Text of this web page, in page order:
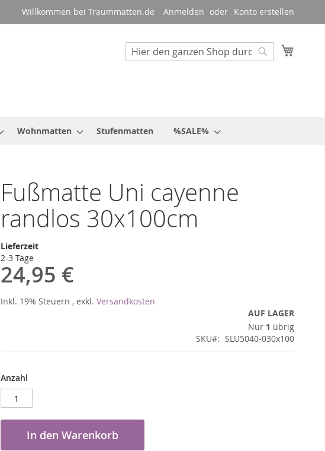
Willkommen bei Traummatten.de Anmelden Konto erstellen
Suche
Wohnmatten Stufenmatten %SALE%
Fußmatte Uni cayenne
randlos 30x100cm
Lieferzeit
2-3 Tage
24,95 €
Inkl. 19% Steuern , exkl. Versandkosten
AUF LAGER
Nur 1 übrig
SKU
SLU5040-030x100
Anzahl
In den Warenkorb